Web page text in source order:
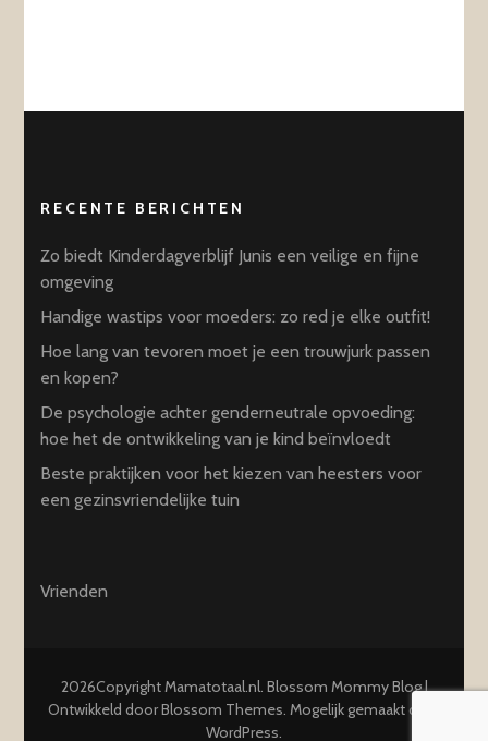
RECENTE BERICHTEN
Zo biedt Kinderdagverblijf Junis een veilige en fijne
omgeving
Handige wastips voor moeders: zo red je elke outfit!
Hoe lang van tevoren moet je een trouwjurk passen
en kopen?
De psychologie achter genderneutrale opvoeding:
hoe het de ontwikkeling van je kind beïnvloedt
Beste praktijken voor het kiezen van heesters voor
een gezinsvriendelijke tuin
Vrienden
2026CopyrightMamatotaal.nl. Blossom Mommy Blog |
Ontwikkeld doorBlossom Themes. Mogelijk gemaakt door
WordPress.